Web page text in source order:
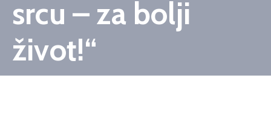
srcu – za bolji
život!“